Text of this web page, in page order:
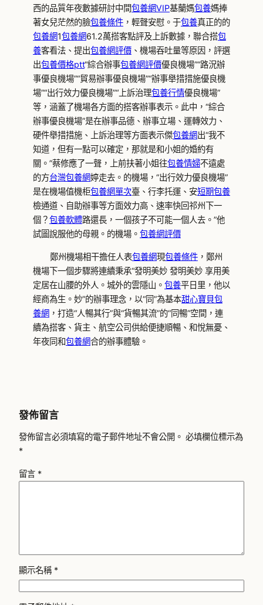
西的品質年夜數據研討中間包養網VIP基蘭媽包養媽捧
著女兒茫然的臉包養條件 ，輕聲安慰。于包養真正的的
包養網1包養網61.2萬搭客點評及上訴數據，聯合搭包
養客看法、提出包養網評價 、機場吞吐量等原因，評選
出包養價格ptt“綜合辦事包養網評價優良機場”“路況辦
事優良機場”“貿易辦事優良機場”“辦事舉措措施優良機
場”“出行效力優良機場”“上訴治理包養行情優良機場”
等，涵蓋了機場各方面的搭客辦事表示。此中，“綜合
辦事優良機場”是在辦事品德、辦事立場、運轉效力、
硬件舉措措施、上訴治理等方面表示傑包養網出“我不
知道，但有一點可以確定，那就是和小姐的婚約有
關。”蔡修應了一聲，上前扶著小姐往包養情婦不遠處
的方台灣包養網婷走去。的機場，“出行效力優良機場”
是在機場值機柜包養網單次臺、行李托運、安短期包養
檢通道、自助辦事等方面效力高、速率快回祁州下一
個？包養軟體路還長，一個孩子不可能一個人去。”他
試圖說服他的母親。的機場。 包養網評價
鄭州機場相干擔任人表包養網現包養條件，鄭州
機場下一個步驟將連續秉承“發明美妙 發明美妙 享用美
定居在山腰的外人。城外的雲隱山。 包養平日里，他以
經商為生。妙”的辦事理念，以“同”為基本甜心寶貝包
養網 ，打造“人暢其行”與“貨暢其流”的“同暢”空間，連
續為搭客、貨主、航空公司供給便捷順暢、和悅無憂、
年夜同和包養網合的辦事體驗。
發佈留言
發佈留言必須填寫的電子郵件地址不會公開。 必填欄位標示為
*
留言 *
顯示名稱 *